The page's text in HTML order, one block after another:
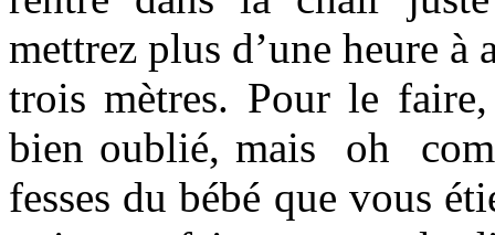
mettrez plus d’une heure à
trois mètres. Pour le
bien oublié, mais oh
fesses du bébé que vous